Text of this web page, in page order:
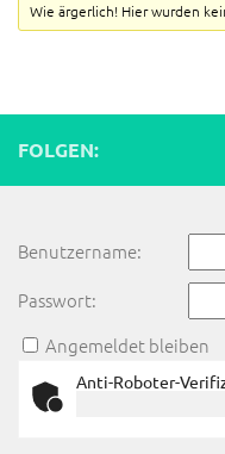
Wie ärgerlich! Hier wurden
FOLGEN:
Benutzername:
Passwort:
Angemeldet bleiben
Anti-Roboter-